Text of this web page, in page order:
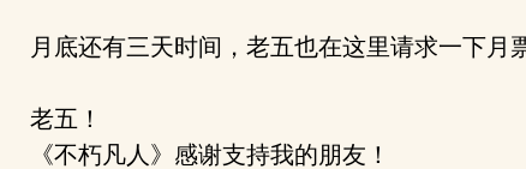
月底还有三天时间，老五也在这里请求一下月
老五！
《不朽凡人》感谢支持我的朋友！